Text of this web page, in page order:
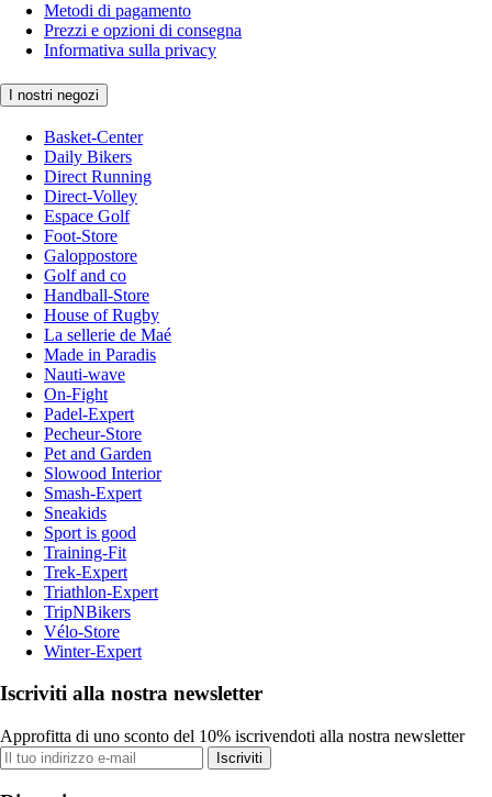
Metodi di pagamento
Prezzi e opzioni di consegna
Informativa sulla privacy
I nostri negozi
Basket-Center
Daily Bikers
Direct Running
Direct-Volley
Espace Golf
Foot-Store
Galoppostore
Golf and co
Handball-Store
House of Rugby
La sellerie de Maé
Made in Paradis
Nauti-wave
On-Fight
Padel-Expert
Pecheur-Store
Pet and Garden
Slowood Interior
Smash-Expert
Sneakids
Sport is good
Training-Fit
Trek-Expert
Triathlon-Expert
TripNBikers
Vélo-Store
Winter-Expert
Iscriviti alla nostra newsletter
Approfitta di uno sconto del 10% iscrivendoti alla nostra newsletter
Iscriviti